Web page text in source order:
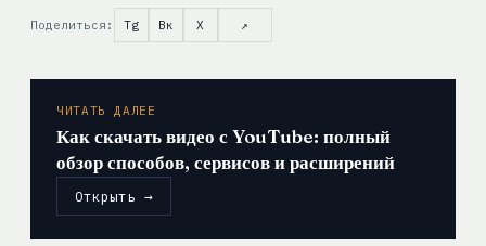
Поделиться: Tg Вк X ↗
ЧИТАТЬ ДАЛЕЕ
Как скачать видео с YouTube: полный
обзор способов, сервисов и расширений
Открыть →